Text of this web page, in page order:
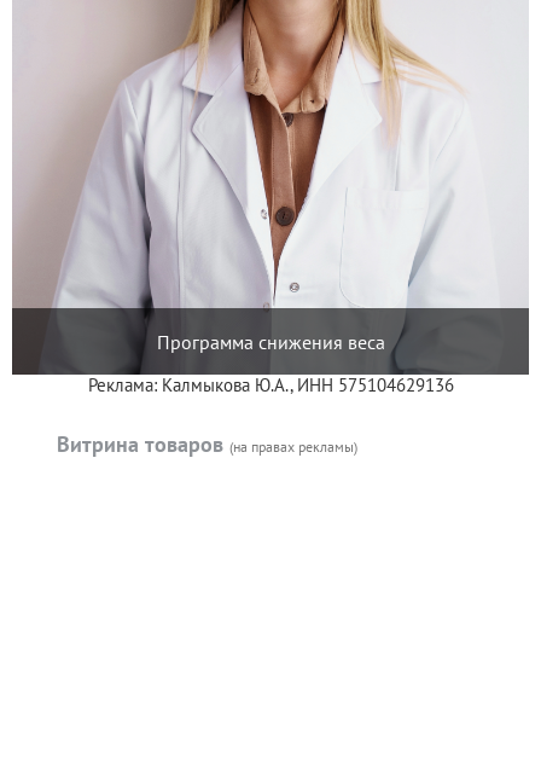
Программа снижения веса
Реклама: Калмыкова Ю.А., ИНН 575104629136
Витрина товаров (на правах рекламы)